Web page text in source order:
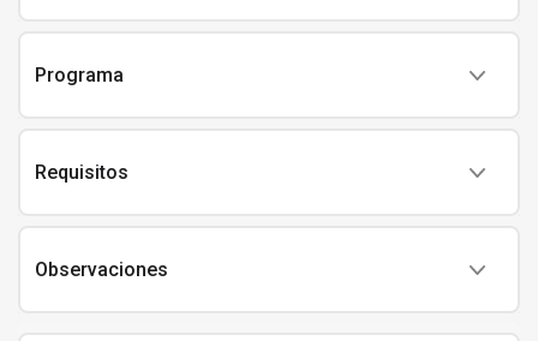
Programa
Requisitos
Observaciones